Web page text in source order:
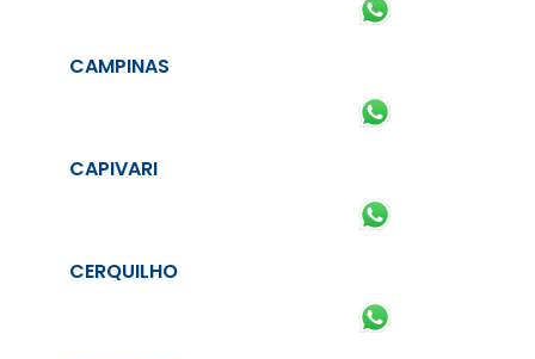
CAMPINAS
CAPIVARI
CERQUILHO